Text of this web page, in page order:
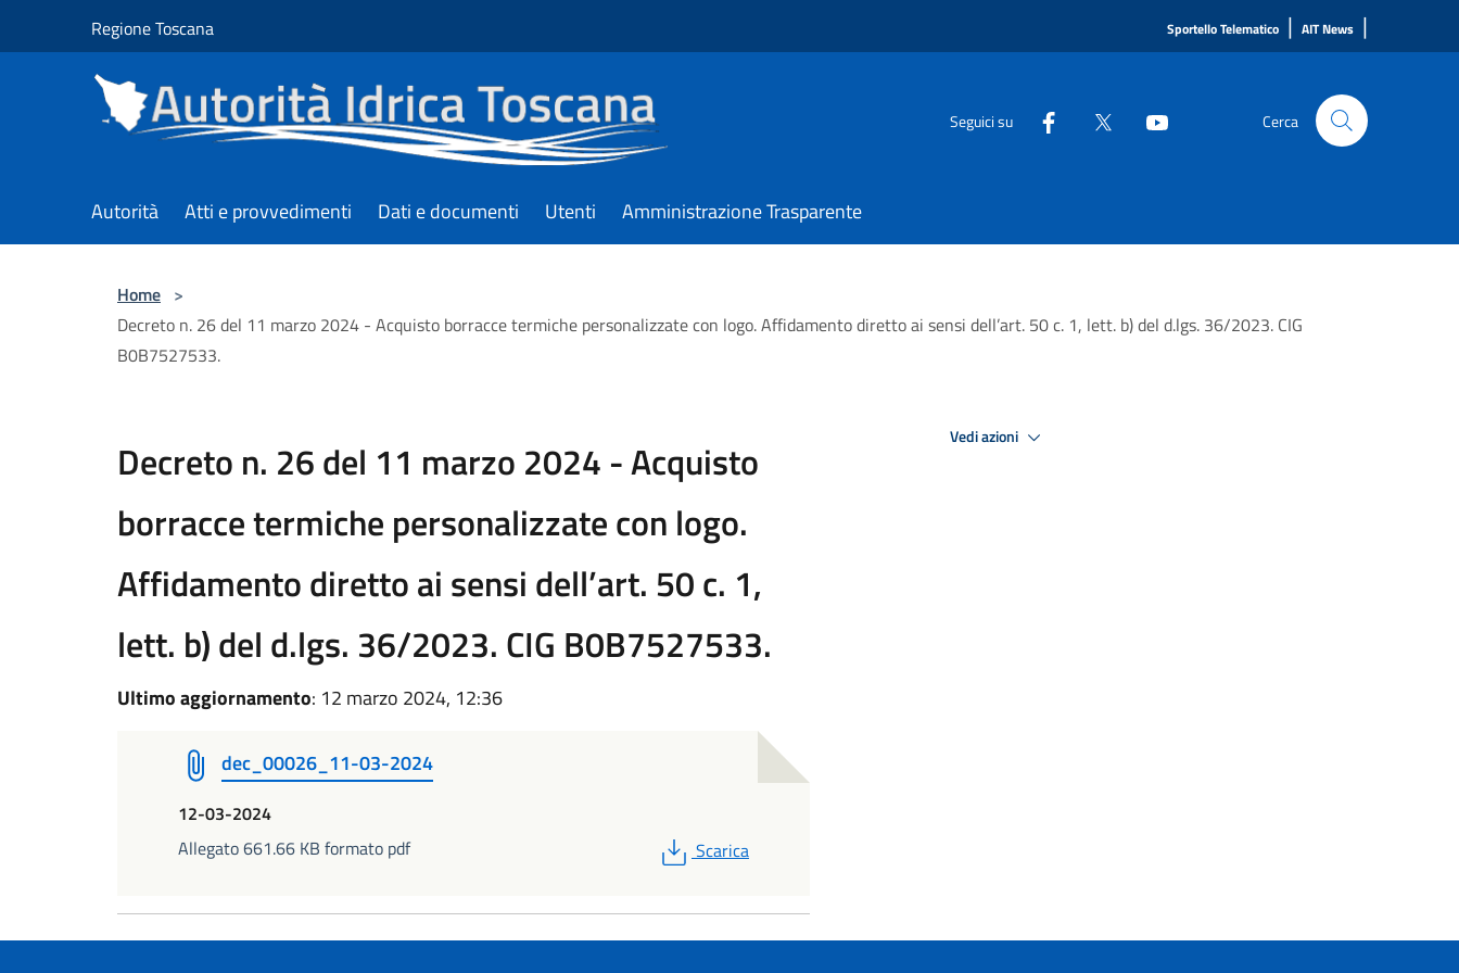
Regione Toscana Sportello Telematico | AIT News |
Seguici su Cerca
Autorità Atti e provvedimenti Dati e documenti Utenti Amministrazione Trasparente
Home >
Decreto n. 26 del 11 marzo 2024 - Acquisto borracce termiche personalizzate con logo. Affidamento diretto ai sensi dell’art. 50 c. 1, lett. b) del d.lgs. 36/2023. CIG
B0B7527533.
Decreto n. 26 del 11 marzo 2024 - Acquisto
borracce termiche personalizzate con logo.
Affidamento diretto ai sensi dell’art. 50 c. 1,
lett. b) del d.lgs. 36/2023. CIG B0B7527533.
Ultimo aggiornamento: 12 marzo 2024, 12:36
dec_00026_11-03-2024
12-03-2024
Allegato 661.66 KB formato pdf
PDF
Scarica
Vedi azioni